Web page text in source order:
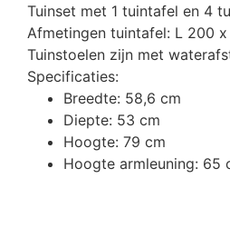
Tuinset met 1 tuintafel en 4
Afmetingen tuintafel: L 200
Tuinstoelen zijn met
Specificaties:
Breedte: 58,6 cm
Diepte: 53 cm
Hoogte: 79 cm
Hoogte armleuning: 65